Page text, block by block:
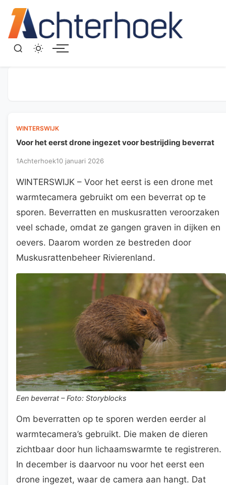
WINTERSWIJK
Voor het eerst drone ingezet voor bestrijding beverrat
1Achterhoek10 januari 2026
WINTERSWIJK – Voor het eerst is een drone met
warmtecamera gebruikt om een beverrat op te
sporen. Beverratten en muskusratten veroorzaken
veel schade, omdat ze gangen graven in dijken en
oevers. Daarom worden ze bestreden door
Muskusrattenbeheer Rivierenland.
Een beverrat – Foto: Storyblocks
Om beverratten op te sporen werden eerder al
warmtecamera’s gebruikt. Die maken de dieren
zichtbaar door hun lichaamswarmte te registreren.
In december is daarvoor nu voor het eerst een
drone ingezet, waar de camera aan hangt. Dat